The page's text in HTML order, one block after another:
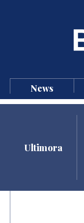
News
Ultimora